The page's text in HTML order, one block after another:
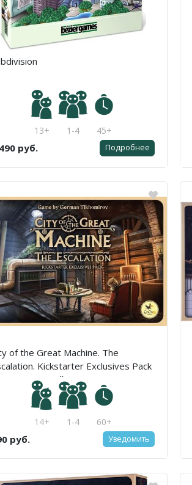
13+ 1-4 45+
руб. Подробнее
of the Great Machine. The
Kickstarter Exclusives Pack
Великой машины. Эскалация.
эксклюзивное мини-
14+ 1-4 60+
руб. Уведомить